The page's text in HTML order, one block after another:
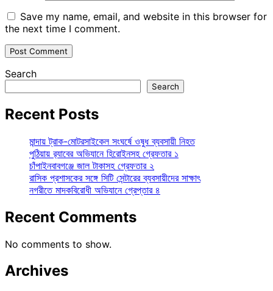
Save my name, email, and website in this browser for
the next time I comment.
Search
Search
Recent Posts
মান্দায় ট্রাক-মোটরসাইকেল সংঘর্ষে ওষুধ ব্যবসায়ী নিহত
পুঠিয়ায় র‍্যাবের অভিযানে হিরোইনসহ গ্রেফতার ১
চাঁপাইনবাবগঞ্জে জাল টাকাসহ গ্রেফতার ২
রাসিক প্রশাসকের সঙ্গে সিটি সেন্টারের ব্যবসায়ীদের সাক্ষাৎ
নগরীতে মাদকবিরোধী অভিযানে গ্রেপ্তার ৪
Recent Comments
No comments to show.
Archives